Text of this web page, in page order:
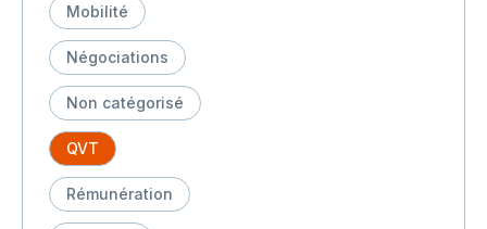
Mobilité
Négociations
Non catégorisé
QVT
Rémunération